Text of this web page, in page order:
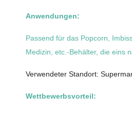
Anwendungen:
Passend für das Popcorn,
Medizin, etc.-Behälter, die eins
Verwendeter Standort:
Wettbewerbsvorteil: